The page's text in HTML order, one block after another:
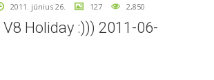
2011. június 26. 127 2,850
Holiday :))) 2011-06-